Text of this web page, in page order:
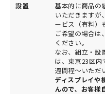
設置
基本的に商品の
いただきますが
ービス（有料）
ご希望の場合は
ください。
なお、組立・設
は、東京23区内
週間程～いただ
ディスプレイや
んので、お客様